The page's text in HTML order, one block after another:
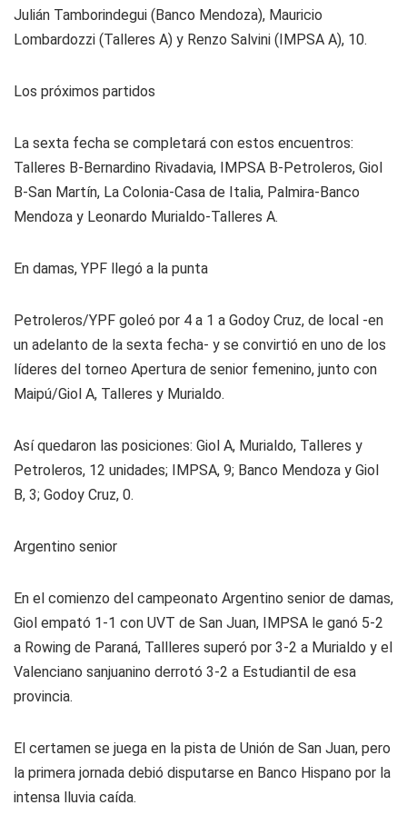
Julián Tamborindegui (Banco Mendoza), Mauricio
Lombardozzi (Talleres A) y Renzo Salvini (IMPSA A), 10.
Los próximos partidos
La sexta fecha se completará con estos encuentros:
Talleres B-Bernardino Rivadavia, IMPSA B-Petroleros, Giol
B-San Martín, La Colonia-Casa de Italia, Palmira-Banco
Mendoza y Leonardo Murialdo-Talleres A.
En damas, YPF llegó a la punta
Petroleros/YPF goleó por 4 a 1 a Godoy Cruz, de local -en
un adelanto de la sexta fecha- y se convirtió en uno de los
líderes del torneo Apertura de senior femenino, junto con
Maipú/Giol A, Talleres y Murialdo.
Así quedaron las posiciones: Giol A, Murialdo, Talleres y
Petroleros, 12 unidades; IMPSA, 9; Banco Mendoza y Giol
B, 3; Godoy Cruz, 0.
Argentino senior
En el comienzo del campeonato Argentino senior de damas,
Giol empató 1-1 con UVT de San Juan, IMPSA le ganó 5-2
a Rowing de Paraná, Tallleres superó por 3-2 a Murialdo y el
Valenciano sanjuanino derrotó 3-2 a Estudiantil de esa
provincia.
El certamen se juega en la pista de Unión de San Juan, pero
la primera jornada debió disputarse en Banco Hispano por la
intensa lluvia caída.